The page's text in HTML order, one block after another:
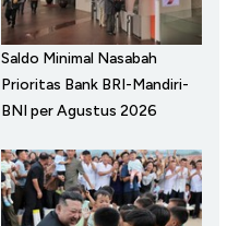
Saldo Minimal Nasabah
Prioritas Bank BRI-Mandiri-
BNI per Agustus 2026